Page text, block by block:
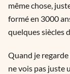
même chose,
formé en 3000
quelques siècles
Quand je
ne vois pas juste